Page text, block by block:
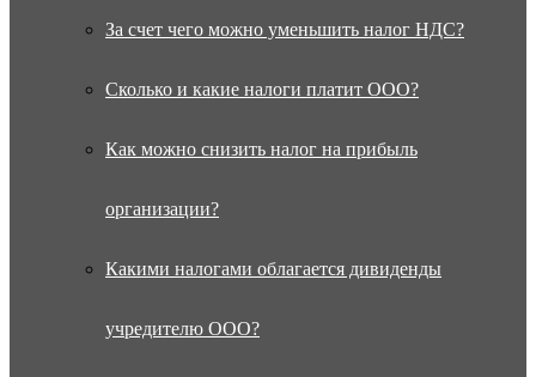
За счет чего можно уменьшить налог НДС?
Сколько и какие налоги платит ООО?
Как можно снизить налог на прибыль
организации?
Какими налогами облагается дивиденды
учредителю ООО?